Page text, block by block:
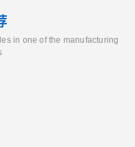
in one of the manufacturing